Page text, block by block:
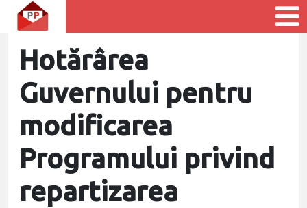
Hotărârea
Guvernului pentru
modificarea
Programului privind
repartizarea